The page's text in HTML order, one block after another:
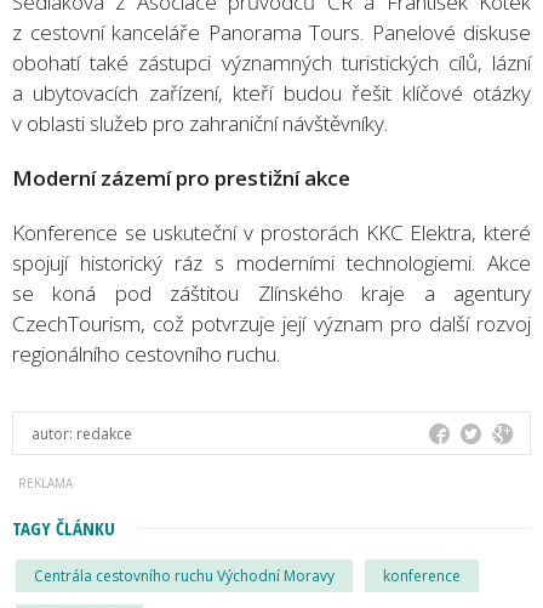
z cestovní kanceláře Panorama Tours. Panelové diskuse
obohatí také zástupci významných turistických cílů, lázní
a ubytovacích zařízení, kteří budou řešit klíčové otázky
v oblasti služeb pro zahraniční návštěvníky.
Moderní zázemí pro prestižní akce
Konference se uskuteční v prostorách KKC Elektra, které
spojují historický ráz s moderními technologiemi. Akce
se koná pod záštitou Zlínského kraje a agentury
CzechTourism, což potvrzuje její význam pro další rozvoj
regionálního cestovního ruchu.
autor: redakce
TAGY ČLÁNKU
Centrála cestovního ruchu Východní Moravy konference